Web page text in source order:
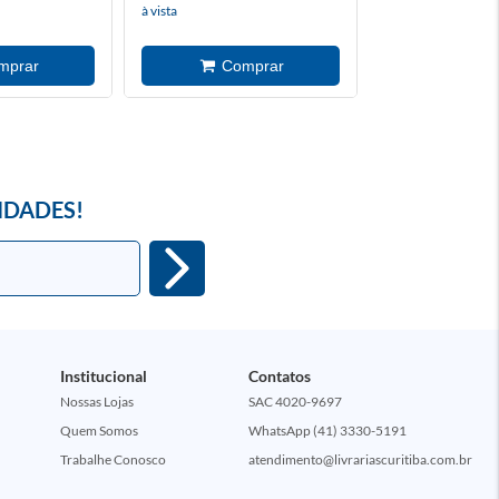
à vista
Institucional
Nossas Lojas
Quem Somos
Trabalhe Conosco
Contatos
SAC 4020-9697
WhatsApp (41) 3330-5191
atendimento@livrariascuritiba.com.br